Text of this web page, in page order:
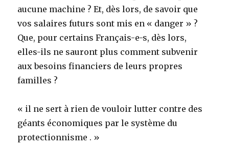
aucune machine ? Et, dès lors, de savoir que
vos salaires futurs sont mis en « danger » ?
Que, pour certains Français-e-s, dès lors,
elles-ils ne sauront plus comment subvenir
aux besoins financiers de leurs propres
familles ?
« il ne sert à rien de vouloir lutter contre des
géants économiques par le système du
protectionnisme . »